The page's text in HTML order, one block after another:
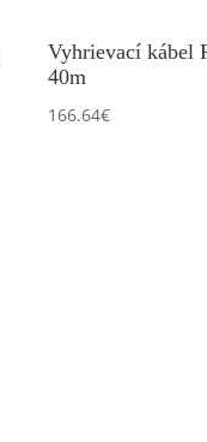
Vyhrievací kábel
40m
166.64€